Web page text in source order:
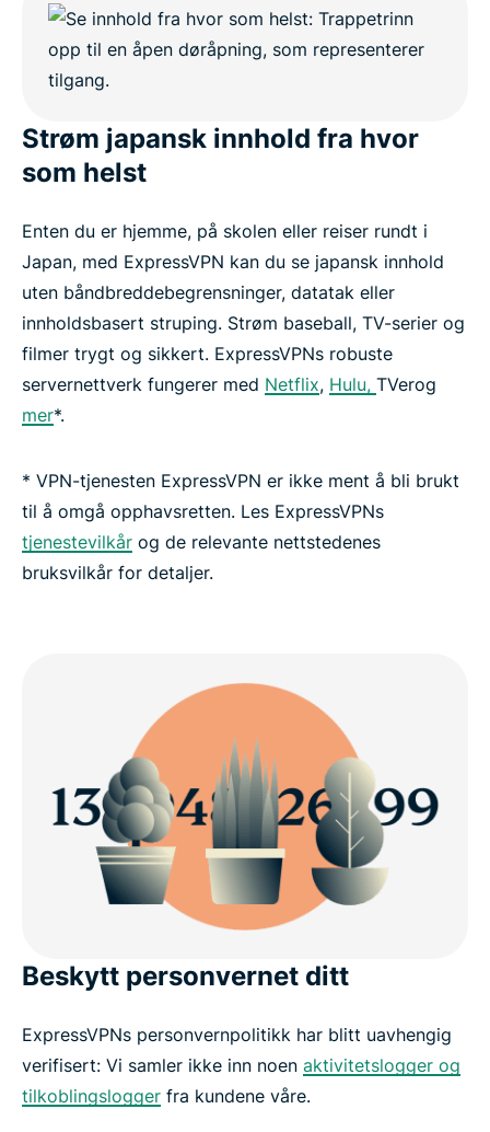
Strøm japansk innhold fra hvor
som helst
Enten du er hjemme, på skolen eller reiser rundt i
Japan, med ExpressVPN kan du se japansk innhold
uten båndbreddebegrensninger, datatak eller
innholdsbasert struping. Strøm baseball, TV-serier og
filmer trygt og sikkert. ExpressVPNs robuste
servernettverk fungerer med Netflix, Hulu, TVerog
mer*.
* VPN-tjenesten ExpressVPN er ikke ment å bli brukt
til å omgå opphavsretten. Les ExpressVPNs
tjenestevilkår og de relevante nettstedenes
bruksvilkår for detaljer.
Beskytt personvernet ditt
ExpressVPNs personvernpolitikk har blitt uavhengig
verifisert: Vi samler ikke inn noen aktivitetslogger og
tilkoblingslogger fra kundene våre.